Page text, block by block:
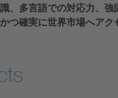
、多言語での対応力、
つ確実に世界市場へアク